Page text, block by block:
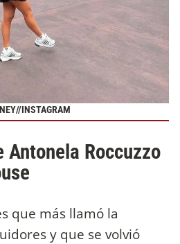
INSTAGRAM
Antonela Roccuzzo
que más llamó la
y que se volvió